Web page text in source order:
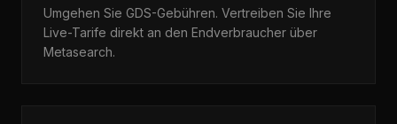
Umgehen Sie GDS-Gebühren. Vertreiben Sie Ihre
Live-Tarife direkt an den Endverbraucher über
Metasearch.